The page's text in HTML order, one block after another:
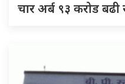
चार अर्ब ९३ करोड